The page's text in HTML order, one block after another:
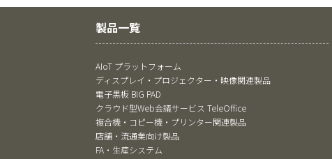
製品一覧
AIoT プラットフォーム
ディスプレイ・プロジェクター・映像関連製品
電子黒板 BIG PAD
クラウド型Web会議サービス TeleOffice
複合機・コピー機・プリンター関連製品
店舗・流通業向け製品
FA・生産システム